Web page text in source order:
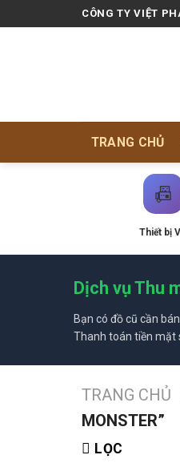
to
CÔNG TY VIỆT
TRANG CHỦ
📠
Thiết bị
Dịch vụ Thu
Bạn có đồ cũ cần
Thanh toán tiền mặt
TRANG CHỦ
MONSTER”
LỌC